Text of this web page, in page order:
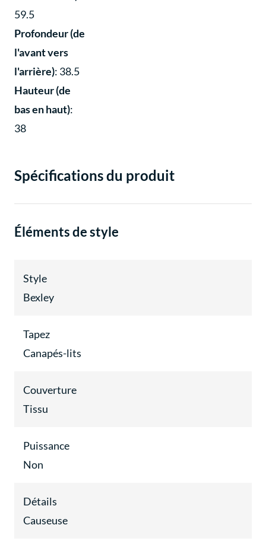
59.5
Profondeur (de
l'avant vers
l'arrière): 38.5
Hauteur (de
bas en haut):
38
Spécifications du produit
Éléments de style
Style
Bexley
Tapez
Canapés-lits
Couverture
Tissu
Puissance
Non
Détails
Causeuse